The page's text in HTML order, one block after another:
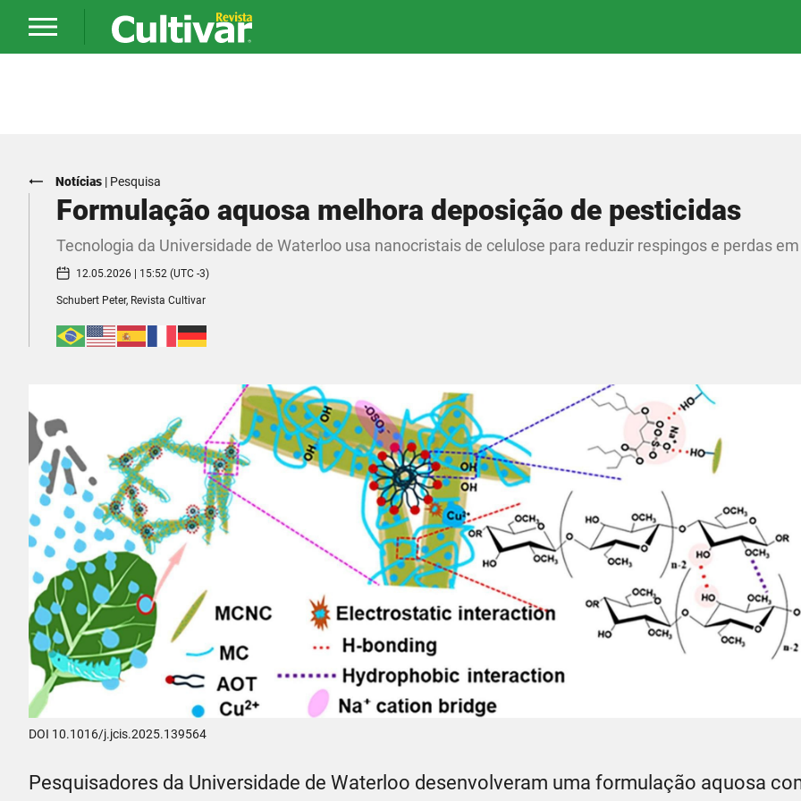
Notícias | Pesquisa
Formulação aquosa melhora deposição de pesticidas
Tecnologia da Universidade de Waterloo usa nanocristais de celulose para reduzir respingos e perdas
12.05.2026 | 15:52 (UTC -3)
Schubert Peter, Revista Cultivar
DOI 10.1016/j.jcis.2025.139564
Pesquisadores da Universidade de Waterloo desenvolveram uma formulação aquosa